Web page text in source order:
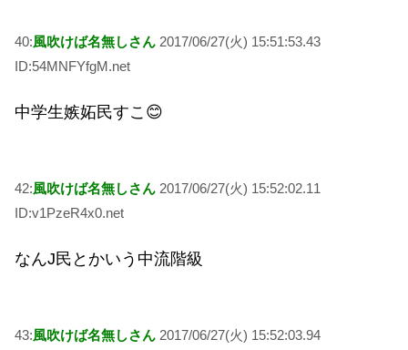
40:風吹けば名無しさん 2017/06/27(火) 15:51:53.43
ID:54MNFYfgM.net
中学生嫉妬民すこ😊
42:風吹けば名無しさん 2017/06/27(火) 15:52:02.11
ID:v1PzeR4x0.net
なんJ民とかいう中流階級
43:風吹けば名無しさん 2017/06/27(火) 15:52:03.94